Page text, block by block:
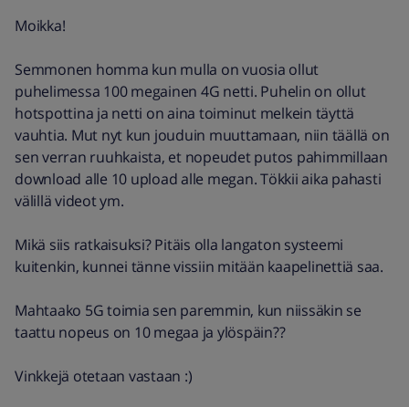
Moikka!
Semmonen homma kun mulla on vuosia ollut
puhelimessa 100 megainen 4G netti. Puhelin on ollut
hotspottina ja netti on aina toiminut melkein täyttä
vauhtia. Mut nyt kun jouduin muuttamaan, niin täällä on
sen verran ruuhkaista, et nopeudet putos pahimmillaan
download alle 10 upload alle megan. Tökkii aika pahasti
välillä videot ym.
Mikä siis ratkaisuksi? Pitäis olla langaton systeemi
kuitenkin, kunnei tänne vissiin mitään kaapelinettiä saa.
Mahtaako 5G toimia sen paremmin, kun niissäkin se
taattu nopeus on 10 megaa ja ylöspäin??
Vinkkejä otetaan vastaan :)